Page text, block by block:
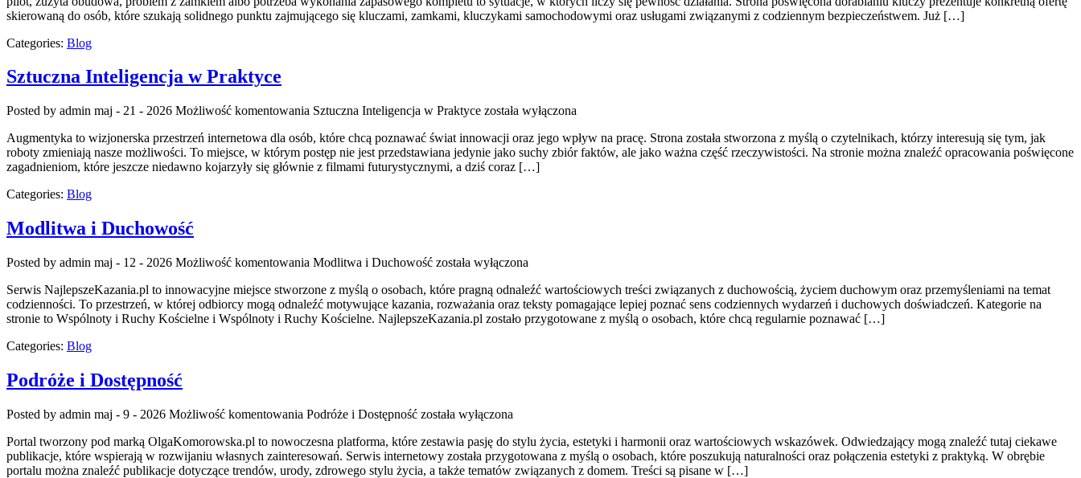
skierowaną do osób, które szukają solidnego punktu zajmującego się kluczami, zamkami, kluczykami samochodowymi oraz usługami związanymi z codziennym bezpieczeństwem. Już […]
Categories: Blog
Sztuczna Inteligencja w Praktyce
Posted by admin maj - 21 - 2026 Możliwość komentowania Sztuczna Inteligencja w Praktyce została wyłączona
Augmentyka to wizjonerska przestrzeń internetowa dla osób, które chcą poznawać świat innowacji oraz jego wpływ na pracę. Strona została stworzona z myślą o czytelnikach, którzy interesują się tym, jak
roboty zmieniają nasze możliwości. To miejsce, w którym postęp nie jest przedstawiana jedynie jako suchy zbiór faktów, ale jako ważna część rzeczywistości. Na stronie można znaleźć opracowania poświęcone
zagadnieniom, które jeszcze niedawno kojarzyły się głównie z filmami futurystycznymi, a dziś coraz […]
Categories: Blog
Modlitwa i Duchowość
Posted by admin maj - 12 - 2026 Możliwość komentowania Modlitwa i Duchowość została wyłączona
Serwis NajlepszeKazania.pl to innowacyjne miejsce stworzone z myślą o osobach, które pragną odnaleźć wartościowych treści związanych z duchowością, życiem duchowym oraz przemyśleniami na temat
codzienności. To przestrzeń, w której odbiorcy mogą odnaleźć motywujące kazania, rozważania oraz teksty pomagające lepiej poznać sens codziennych wydarzeń i duchowych doświadczeń. Kategorie na
stronie to Wspólnoty i Ruchy Kościelne i Wspólnoty i Ruchy Kościelne. NajlepszeKazania.pl zostało przygotowane z myślą o osobach, które chcą regularnie poznawać […]
Categories: Blog
Podróże i Dostępność
Posted by admin maj - 9 - 2026 Możliwość komentowania Podróże i Dostępność została wyłączona
Portal tworzony pod marką OlgaKomorowska.pl to nowoczesna platforma, które zestawia pasję do stylu życia, estetyki i harmonii oraz wartościowych wskazówek. Odwiedzający mogą znaleźć tutaj ciekawe
publikacje, które wspierają w rozwijaniu własnych zainteresowań. Serwis internetowy została przygotowana z myślą o osobach, które poszukują naturalności oraz połączenia estetyki z praktyką. W obrębie
portalu można znaleźć publikacje dotyczące trendów, urody, zdrowego stylu życia, a także tematów związanych z domem. Treści są pisane w […]